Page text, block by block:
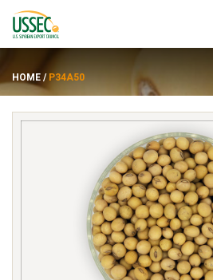
Fournisseurs
À propos de
HOME / P34A50